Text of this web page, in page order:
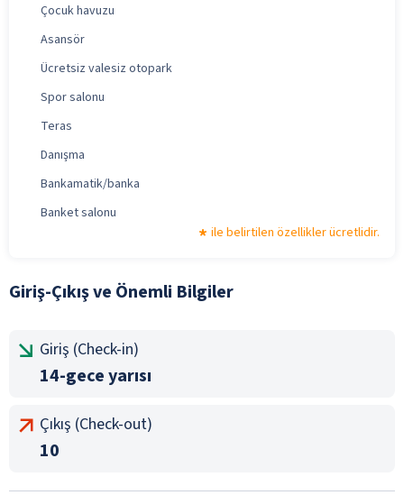
Çocuk havuzu
Asansör
Ücretsiz valesiz otopark
Spor salonu
Teras
Danışma
Bankamatik/banka
Banket salonu
ile belirtilen özellikler ücretlidir.
Giriş-Çıkış ve Önemli Bilgiler
Giriş (Check-in)
14-gece yarısı
Çıkış (Check-out)
10